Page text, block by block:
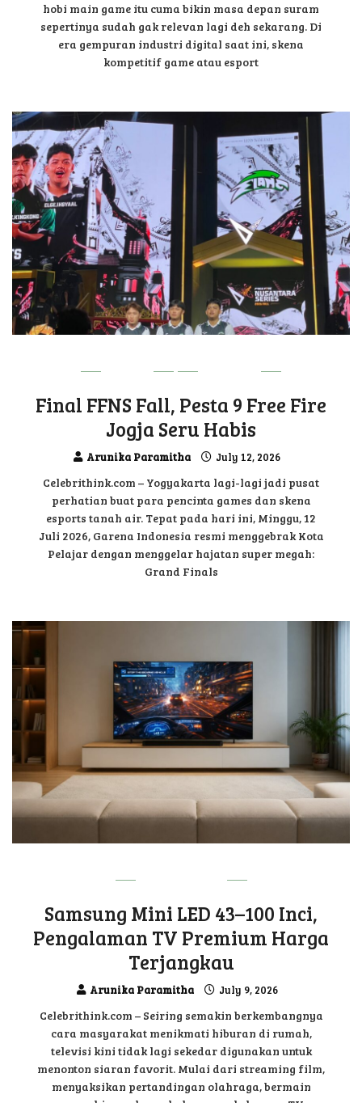
hobi main game itu cuma bikin masa depan suram
sepertinya sudah gak relevan lagi deh sekarang. Di
era gempuran industri digital saat ini, skena
kompetitif game atau esport
Final FFNS Fall, Pesta 9 Free Fire
Jogja Seru Habis
Arunika Paramitha July 12, 2026
Celebrithink.com – Yogyakarta lagi-lagi jadi pusat
perhatian buat para pencinta games dan skena
esports tanah air. Tepat pada hari ini, Minggu, 12
Juli 2026, Garena Indonesia resmi menggebrak Kota
Pelajar dengan menggelar hajatan super megah:
Grand Finals
Samsung Mini LED 43–100 Inci,
Pengalaman TV Premium Harga
Terjangkau
Arunika Paramitha July 9, 2026
Celebrithink.com – Seiring semakin berkembangnya
cara masyarakat menikmati hiburan di rumah,
televisi kini tidak lagi sekedar digunakan untuk
menonton siaran favorit. Mulai dari streaming film,
menyaksikan pertandingan olahraga, bermain